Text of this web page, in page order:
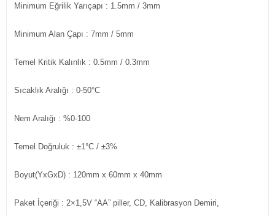
Minimum Eğrilik Yarıçapı : 1.5mm / 3mm
Minimum Alan Çapı : 7mm / 5mm
Temel Kritik Kalınlık : 0.5mm / 0.3mm
Sıcaklık Aralığı : 0-50°C
Nem Aralığı : %0-100
Temel Doğruluk : ±1°C / ±3%
Boyut(YxGxD) : 120mm x 60mm x 40mm
Paket İçeriği : 2×1,5V “AA” piller, CD, Kalibrasyon Demiri,